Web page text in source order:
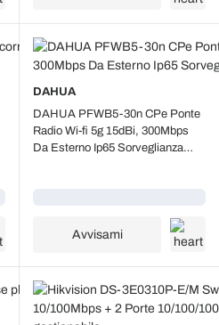
DAHUA
DAHUA PFWB5-30n CPe Ponte
Radio Wi-fi 5g 15dBi, 300Mbps
Da Esterno Ip65 Sorveglianza
Avvisami